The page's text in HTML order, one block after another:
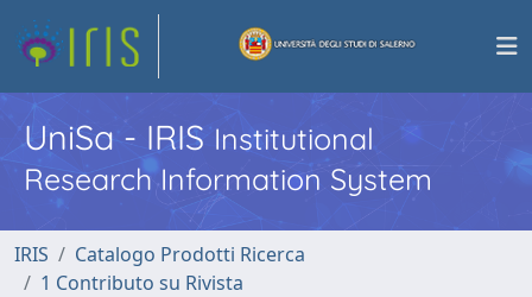
UniSa - IRISInstitutional
Research Information System
IRIS
Catalogo Prodotti Ricerca
1 Contributo su Rivista